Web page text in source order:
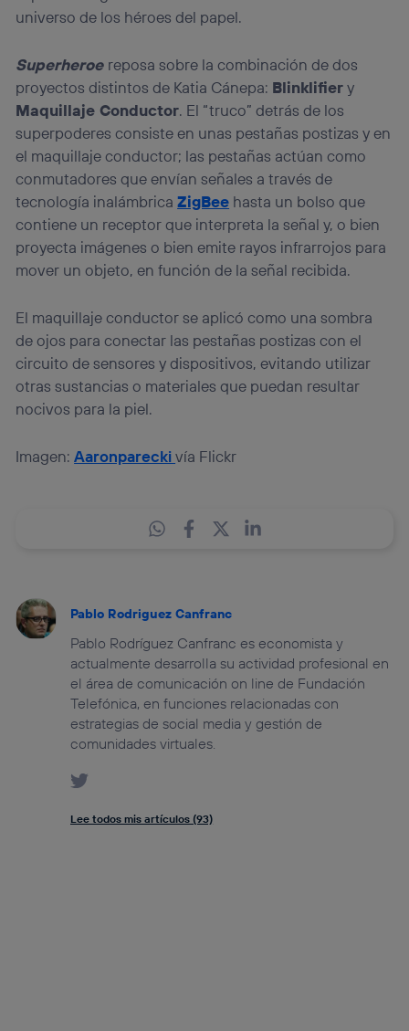
universo de los héroes del papel.
Superheroe reposa sobre la combinación de dos
proyectos distintos de Katia Cánepa: Blinklifiery
Maquillaje Conductor. El “truco” detrás de los
superpoderes consiste en unas pestañas postizas y en
el maquillaje conductor; las pestañas actúan como
conmutadores que envían señales a través de
tecnología inalámbricaZigBee hasta un bolso que
contiene un receptor que interpreta la señal y, o bien
proyecta imágenes o bien emite rayos infrarrojos para
mover un objeto, en función de la señal recibida.
El maquillaje conductor se aplicó como una sombra
de ojos para conectar las pestañas postizas con el
circuito de sensores y dispositivos, evitando utilizar
otras sustancias o materiales que puedan resultar
nocivos para la piel.
Imagen:Aaronpareckivía Flickr
Pablo Rodriguez Canfranc
Pablo Rodríguez Canfranc es economista y
actualmente desarrolla su actividad profesional en
el área de comunicación on line de Fundación
Telefónica, en funciones relacionadas con
estrategias de social media y gestión de
comunidades virtuales.
Lee todos mis artículos (93)